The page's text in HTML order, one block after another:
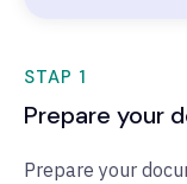
STAP 1
Prepare your
Prepare your